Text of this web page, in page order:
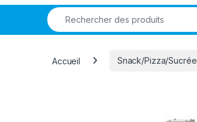
Search for:
Accueil Snack/Pizza/Sucrée